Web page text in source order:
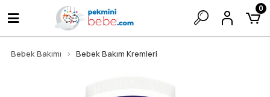
0
Bebek Bakımı Bebek Bakım Kremleri